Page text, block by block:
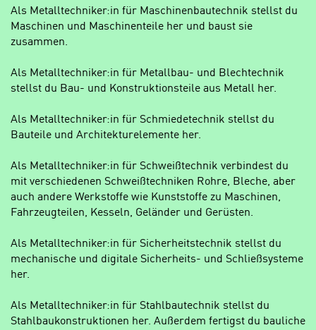
Als Metalltechniker:in für Maschinenbautechnik stellst du
Maschinen und Maschinenteile her und baust sie
zusammen.
Als Metalltechniker:in für Metallbau- und Blechtechnik
stellst du Bau- und Konstruktionsteile aus Metall her.
Als Metalltechniker:in für Schmiedetechnik stellst du
Bauteile und Architekturelemente her.
Als Metalltechniker:in für Schweißtechnik verbindest du
mit verschiedenen Schweißtechniken Rohre, Bleche, aber
auch andere Werkstoffe wie Kunststoffe zu Maschinen,
Fahrzeugteilen, Kesseln, Geländer und Gerüsten.
Als Metalltechniker:in für Sicherheitstechnik stellst du
mechanische und digitale Sicherheits- und Schließsysteme
her.
Als Metalltechniker:in für Stahlbautechnik stellst du
Stahlbaukonstruktionen her. Außerdem fertigst du bauliche